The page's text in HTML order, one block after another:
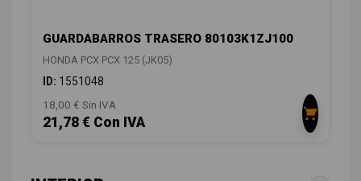
GUARDABARROS TRASERO 80103K1ZJ100
HONDA PCX PCX 125 (JK05)
ID: 1551048
18,00 € Sin IVA
21,78 € Con IVA